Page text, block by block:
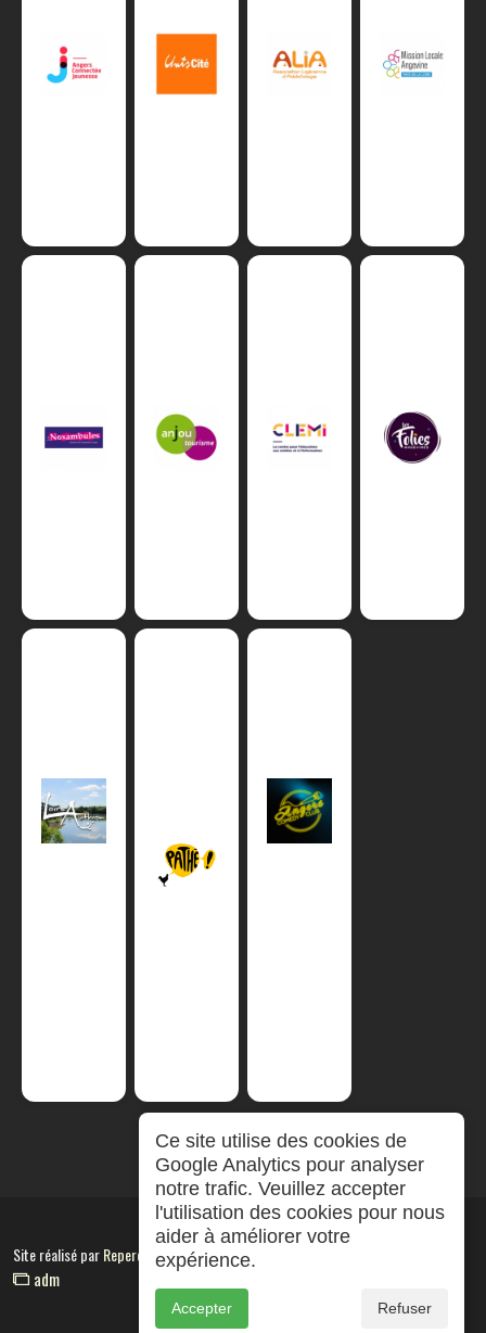
Site réalisé parRepereCom
adm
Ce site utilise des cookies de
Google Analytics pour analyser
notre trafic. Veuillez accepter
l'utilisation des cookies pour nous
aider à améliorer votre
expérience.
Accepter Refuser